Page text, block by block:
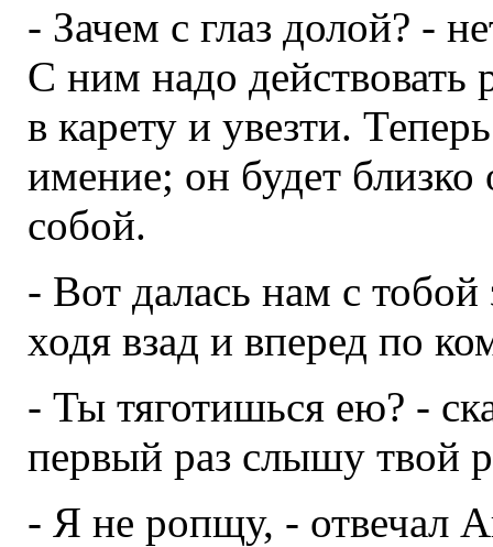
- Зачем с глаз долой? -
С ним надо действовать
в карету и увезти.
имение; он будет
собой.
- Вот далась нам с
ходя взад и вперед по
- Ты тяготишься ею? -
первый раз слышу твой
- Я не ропщу, - отвечал